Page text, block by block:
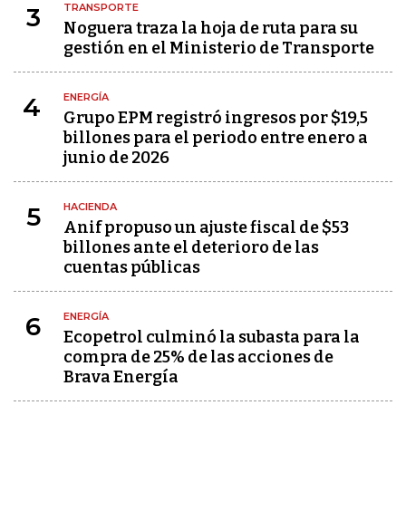
3 TRANSPORTE
Noguera traza la hoja de ruta para su
gestión en el Ministerio de Transporte
4 ENERGÍA
Grupo EPM registró ingresos por $19,5
billones para el periodo entre enero a
junio de 2026
5 HACIENDA
Anif propuso un ajuste fiscal de $53
billones ante el deterioro de las
cuentas públicas
6 ENERGÍA
Ecopetrol culminó la subasta para la
compra de 25% de las acciones de
Brava Energía